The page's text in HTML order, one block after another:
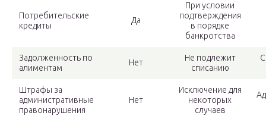
Потребительские
кредиты
Да
При условии
подтверждения
в порядке
банкротства
Задолженность по
алиментам
Нет
Не подлежит
списанию
Штрафы за
административные
правонарушения
Нет
Исключение для
некоторых
случаев